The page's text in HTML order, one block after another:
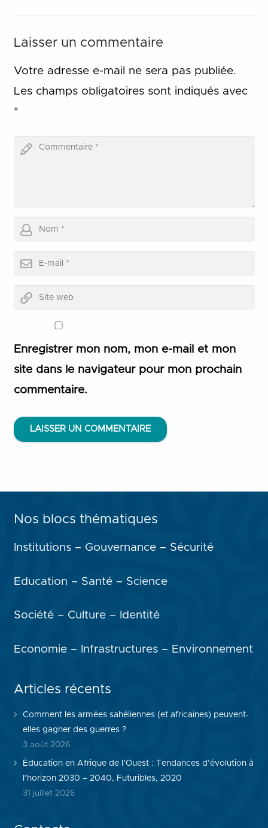
Laisser un commentaire
Votre adresse e-mail ne sera pas publiée.
Les champs obligatoires sont indiqués avec
*
Enregistrer mon nom, mon e-mail et mon
site dans le navigateur pour mon prochain
commentaire.
LAISSER UN COMMENTAIRE
Nos blocs thématiques
Institutions – Gouvernance – Sécurité
Education – Santé – Science
Société – Culture – Identité
Economie – Infrastructures – Environnement
Articles récents
Comment les armées sahéliennes (et africaines) peuvent-
elles gagner des guerres ?
3 août 2026
Éducation en Afrique de l’Ouest : Tendances d’évolution à
l’horizon 2030 – 2040, Futuribles, 2020
31 juillet 2026